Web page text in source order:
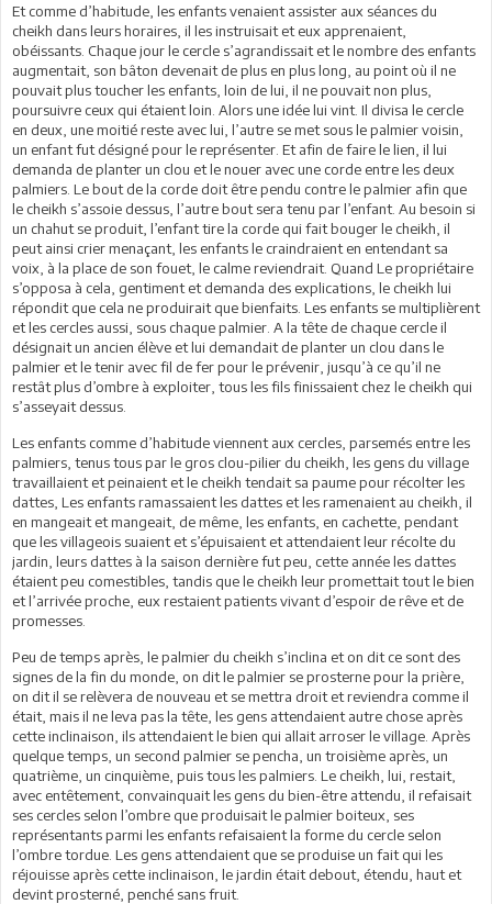
Et comme d’habitude, les enfants venaient assister aux séances du
cheikh dans leurs horaires, il les instruisait et eux apprenaient,
obéissants. Chaque jour le cercle s’agrandissait et le nombre des enfants
augmentait, son bâton devenait de plus en plus long, au point où il ne
pouvait plus toucher les enfants, loin de lui, il ne pouvait non plus,
poursuivre ceux qui étaient loin. Alors une idée lui vint. Il divisa le cercle
en deux, une moitié reste avec lui, l’autre se met sous le palmier voisin,
un enfant fut désigné pour le représenter. Et afin de faire le lien, il lui
demanda de planter un clou et le nouer avec une corde entre les deux
palmiers. Le bout de la corde doit être pendu contre le palmier afin que
le cheikh s’assoie dessus, l’autre bout sera tenu par l’enfant. Au besoin si
un chahut se produit, l’enfant tire la corde qui fait bouger le cheikh, il
peut ainsi crier menaçant, les enfants le craindraient en entendant sa
voix, à la place de son fouet, le calme reviendrait. Quand Le propriétaire
s’opposa à cela, gentiment et demanda des explications, le cheikh lui
répondit que cela ne produirait que bienfaits. Les enfants se multiplièrent
et les cercles aussi, sous chaque palmier. A la tête de chaque cercle il
désignait un ancien élève et lui demandait de planter un clou dans le
palmier et le tenir avec fil de fer pour le prévenir, jusqu’à ce qu’il ne
restât plus d’ombre à exploiter, tous les fils finissaient chez le cheikh qui
s’asseyait dessus.
Les enfants comme d’habitude viennent aux cercles, parsemés entre les
palmiers, tenus tous par le gros clou-pilier du cheikh, les gens du village
travaillaient et peinaient et le cheikh tendait sa paume pour récolter les
dattes, Les enfants ramassaient les dattes et les ramenaient au cheikh, il
en mangeait et mangeait, de même, les enfants, en cachette, pendant
que les villageois suaient et s’épuisaient et attendaient leur récolte du
jardin, leurs dattes à la saison dernière fut peu, cette année les dattes
étaient peu comestibles, tandis que le cheikh leur promettait tout le bien
et l’arrivée proche, eux restaient patients vivant d’espoir de rêve et de
promesses.
Peu de temps après, le palmier du cheikh s’inclina et on dit ce sont des
signes de la fin du monde, on dit le palmier se prosterne pour la prière,
on dit il se relèvera de nouveau et se mettra droit et reviendra comme il
était, mais il ne leva pas la tête, les gens attendaient autre chose après
cette inclinaison, ils attendaient le bien qui allait arroser le village. Après
quelque temps, un second palmier se pencha, un troisième après, un
quatrième, un cinquième, puis tous les palmiers. Le cheikh, lui, restait,
avec entêtement, convainquait les gens du bien-être attendu, il refaisait
ses cercles selon l’ombre que produisait le palmier boiteux, ses
représentants parmi les enfants refaisaient la forme du cercle selon
l’ombre tordue. Les gens attendaient que se produise un fait qui les
réjouisse après cette inclinaison, le jardin était debout, étendu, haut et
devint prosterné, penché sans fruit.